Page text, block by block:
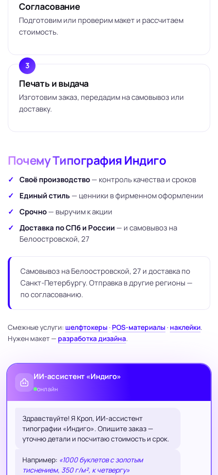
Согласование
Подготовим или проверим макет и рассчитаем
стоимость.
Печать и выдача
Изготовим заказ, передадим на самовывоз или
доставку.
Почему Типография Индиго
Своё производство— контроль качества и сроков
Единый стиль — ценники в фирменном оформлении
Срочно— выручим к акции
Доставка по СПб и России — и самовывоз на
Белоостровской, 27
Самовывоз на Белоостровской, 27 и доставка по
Санкт-Петербургу. Отправка в другие регионы —
по согласованию.
Смежные услуги: шелфтокеры · POS-материалы · наклейки.
Нужен макет — разработка дизайна.
ИИ-ассистент «Индиго»
онлайн
Здравствуйте! Я Кроп, ИИ-ассистент
типографии «Индиго». Опишите заказ —
уточню детали и посчитаю стоимость и срок.
Например: «1000 буклетов с золотым
тиснением, 350 г/м², к четвергу»